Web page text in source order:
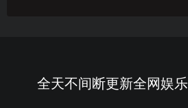
全天不间断更新全网娱